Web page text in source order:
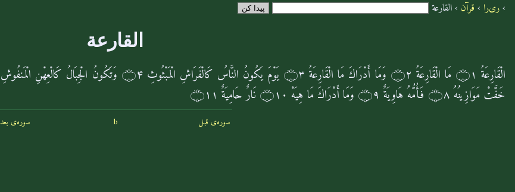
›ری‌را › قرآن ›القارعة
القارعة
الْقَارِعَةُ ۝۱ مَا الْقَارِعَةُ ۝۲ وَمَا أَدْرَاكَ مَا الْقَارِعَةُ ۝۳ یَوْمَ یَكُونُ النَّاسُ كَالْفَرَاشِ الْمَبْثُوثِ۝۴ وَتَكُونُ الْجِبَالُ كَالْعِهْنِ الْمَنفُوشِ
خَفَّتْ مَوَازِینُهُ۝۸ فَأُمُّهُ هَاوِیَةٌ ۝۹ وَمَا أَدْرَاكَ مَا هِیَهْ ۝۱۰ نَارٌ حَامِیَةٌ ۝۱۱
سوره‌ی قبل b سوره‌ی بعد